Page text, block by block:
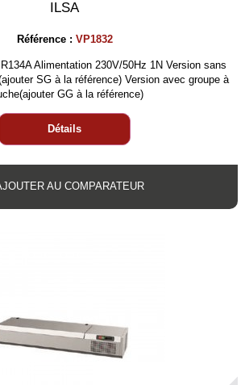
ILSA
Référence : VP1832
Alimentation 230V/50Hz 1N Version sans
SG à la référence) Version avec groupe à
GG à la référence)
Détails
AU COMPARATEUR